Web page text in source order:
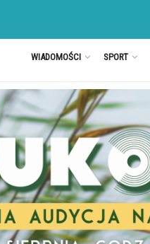
WIADOMOŚCI SPORT